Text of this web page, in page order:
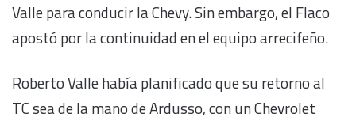
Valle para conducir la Chevy. Sin embargo, el Flaco
apostó por la continuidad en el equipo arrecifeño.
Roberto Valle había planificado que su retorno al
TC sea de la mano de Ardusso, con un Chevrolet